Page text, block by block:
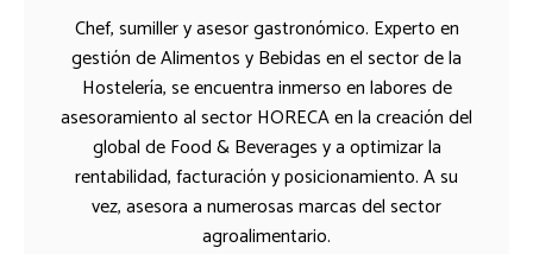
Chef, sumiller y asesor gastronómico. Experto en
gestión de Alimentos y Bebidas en el sector de la
Hostelería, se encuentra inmerso en labores de
asesoramiento al sector HORECA en la creación del
global de Food & Beverages y a optimizar la
rentabilidad, facturación y posicionamiento. A su
vez, asesora a numerosas marcas del sector
agroalimentario.